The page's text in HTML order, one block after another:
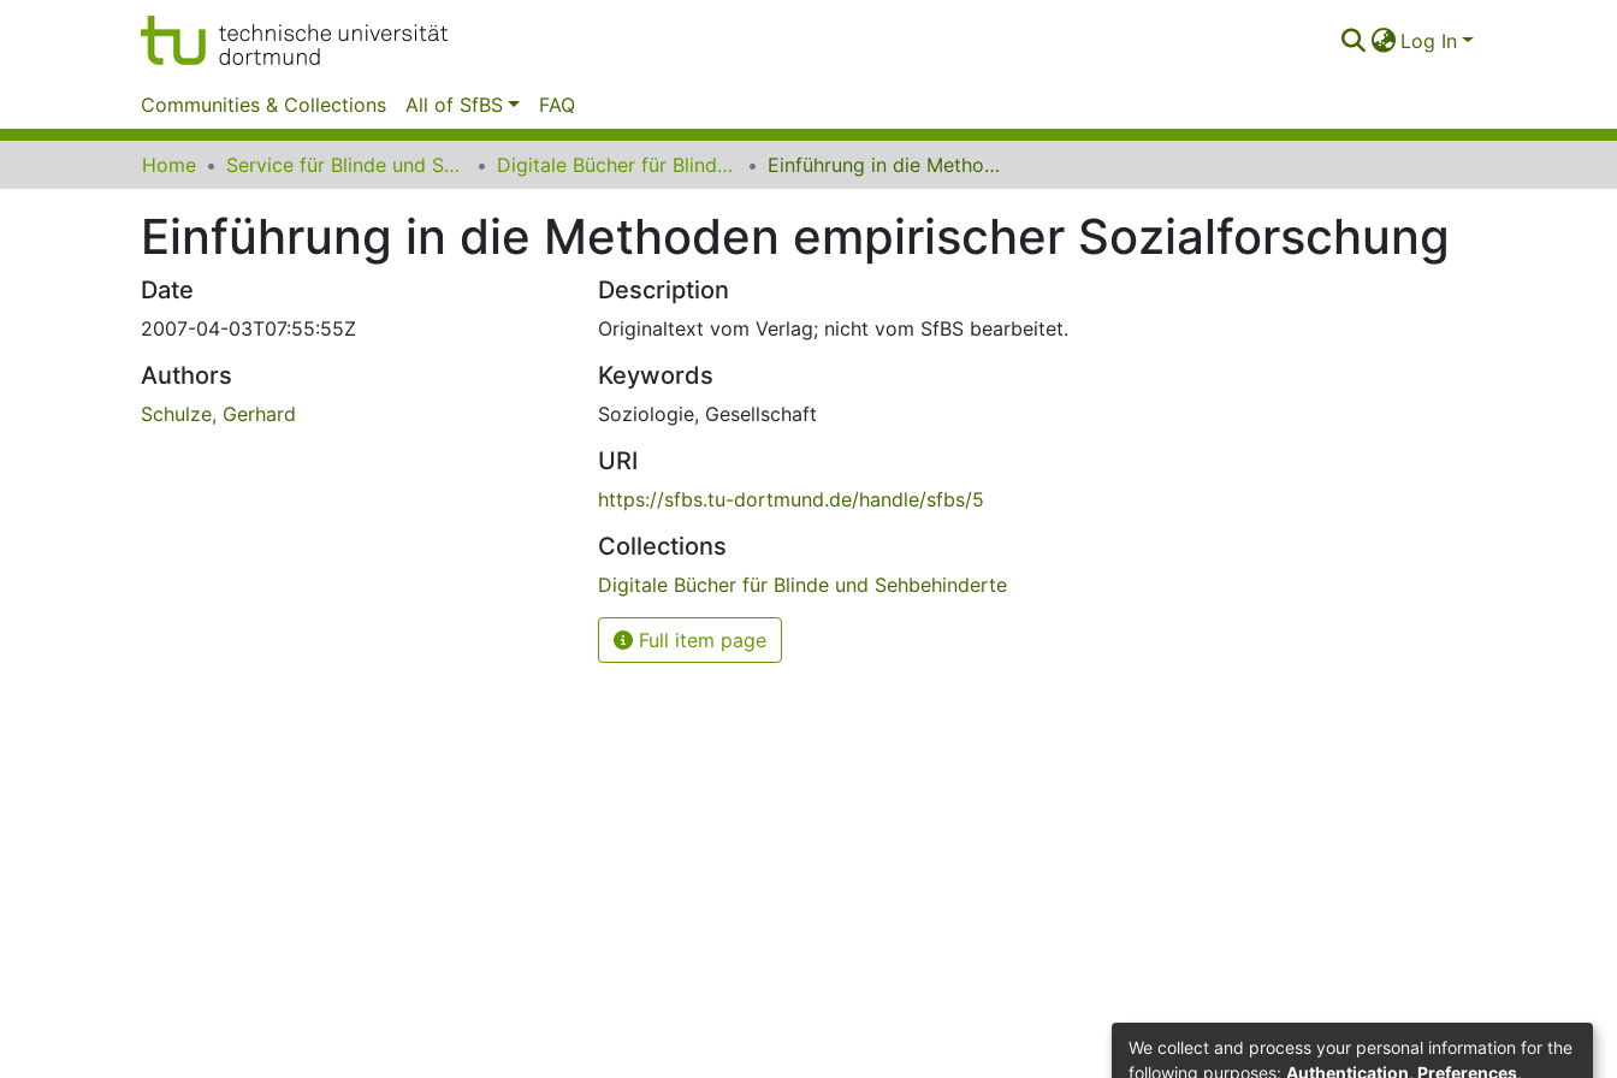
Log In
Communities & Collections All of SfBS FAQ
Home Service für Blinde und Sehbehinderte der UB Dortmund Digitale Bücher für Blinde und Sehbehinderte Einführung in die Methoden empirischer Sozialforschung
Einführung in die Methoden empirischer Sozialforschung
Date
2007-04-03T07:55:55Z
Authors
Schulze, Gerhard
Description
Originaltext vom Verlag; nicht vom SfBS bearbeitet.
Keywords
Soziologie, Gesellschaft
URI
https://sfbs.tu-dortmund.de/handle/sfbs/5
Collections
Digitale Bücher für Blinde und Sehbehinderte
Full item page
We collect and process your personal information for the
following purposes: Authentication, Preferences,